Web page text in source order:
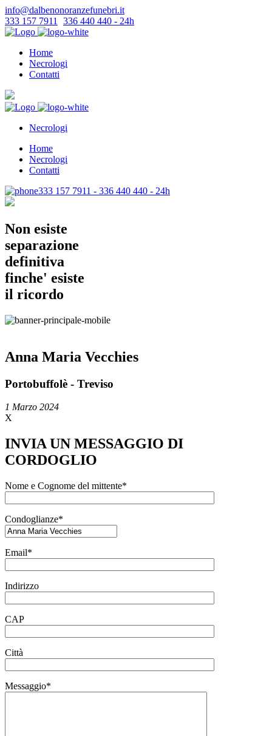
info@dalbenonoranzefunebri.it
333 157 7911
336 440 440 - 24h
Home
Necrologi
Contatti
Necrologi
Home
Necrologi
Contatti
333 157 7911 - 336 440 440 - 24h
Non esiste
separazione
definitiva
finche' esiste
il ricordo
Anna Maria Vecchies
Portobuffolè - Treviso
1 Marzo 2024
X
INVIA UN MESSAGGIO DI
CORDOGLIO
Nome e Cognome del mittente*
Condoglianze*
Email*
Indirizzo
CAP
Città
Messaggio*